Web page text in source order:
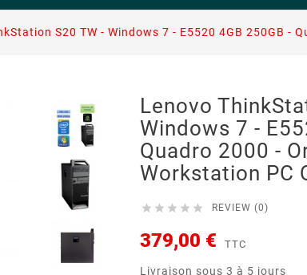
S20 TW - Windows 7 - E5520 4GB 250GB -
Lenovo
Windows 7 -
Quadro 2000 -
Workstation PC
     REVIEW (0)
379,00 € TTC
Livraison sous 3 à 5 jours